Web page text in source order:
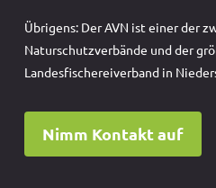
Übrigens: Der AVN ist einer der
Naturschutzverbände und der
Landesfischereiverband in
Nimm Kontakt auf